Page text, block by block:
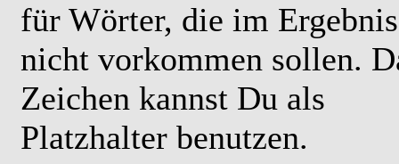
für Wörter, die im Ergebnis
nicht vorkommen sollen.
Zeichen kannst Du als
Platzhalter benutzen.